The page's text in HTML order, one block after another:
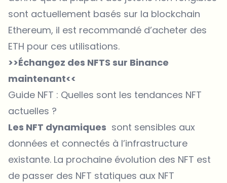
sont actuellement basés sur la blockchain
Ethereum, il est recommandé d’acheter des
ETH pour ces utilisations.
>>Échangez des NFTS sur Binance
maintenant<<
Guide NFT : Quelles sont les tendances NFT
actuelles ?
Les NFT dynamiques sont sensibles aux
données et connectés à l’infrastructure
existante. La prochaine évolution des NFT est
de passer des NFT statiques aux NFT